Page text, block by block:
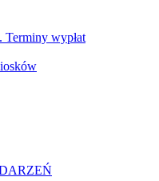
Terminy wypłat